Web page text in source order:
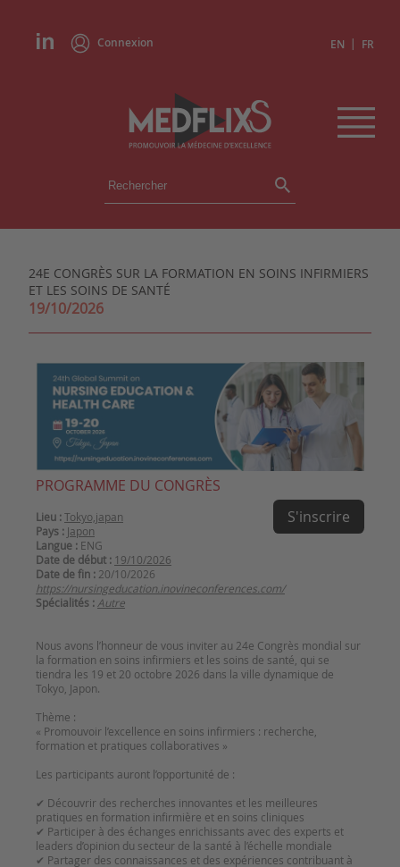
Connexion EN | FR
ÉVÉNEMENTS
INSTITUTIONS
CONGRÈS EN RÉSUMÉ
24E CONGRÈS SUR LA FORMATION EN SOINS INFIRMIERS
ET LES SOINS DE SANTÉ
19/10/2026
PROGRAMME DU CONGRÈS
S'inscrire
Lieu :Tokyo,japan
Pays : Japon
Langue : ENG
Date de début : 19/10/2026
Date de fin : 20/10/2026
https://nursingeducation.inovineconferences.com/
Spécialités :Autre
Nous avons l’honneur de vous inviter au 24e Congrès mondial sur
la formation en soins infirmiers et les soins de santé, qui se
tiendra les 19 et 20 octobre 2026 dans la ville dynamique de
Tokyo, Japon.
Thème :
« Promouvoir l’excellence en soins infirmiers : recherche,
formation et pratiques collaboratives »
Les participants auront l’opportunité de :
✔ Découvrir des recherches innovantes et les meilleures
pratiques en formation infirmière et en soins cliniques
✔ Participer à des échanges enrichissants avec des experts et
leaders d’opinion du secteur de la santé à l’échelle mondiale
✔ Partager des connaissances et des expériences contribuant à